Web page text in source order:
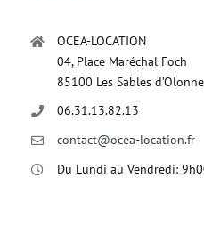
OCEA-LOCATION
04, Place Maréchal Foch
85100 Les Sables d’Olonne
06.31.13.82.13
contact@ocea-location.fr
Du Lundi au Vendredi: